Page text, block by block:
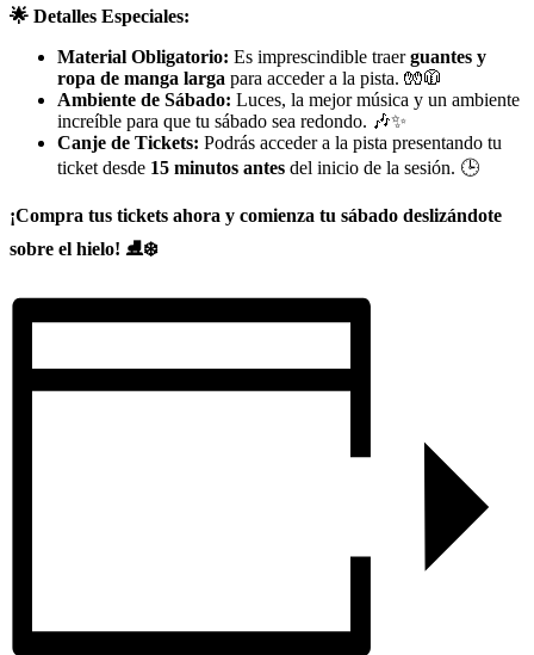
🌟 Detalles Especiales:
Material Obligatorio: Es imprescindible traerguantes y
ropa de manga larga para acceder a la pista. 🧤🧥
Ambiente de Sábado: Luces, la mejor música y un ambiente
increíble para que tu sábado sea redondo. 🎶✨
Canje de Tickets: Podrás acceder a la pista presentando tu
ticket desde 15 minutos antes del inicio de la sesión. 🕒
¡Compra tus tickets ahora y comienza tu sábado deslizándote
sobre el hielo! ⛸️❄️